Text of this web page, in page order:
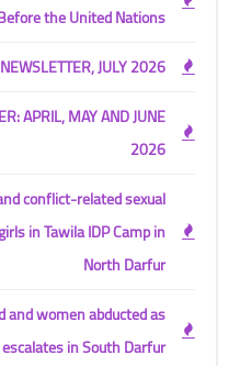
the United Nations
JULY 2026
APRIL, MAY AND JUNE
2026
conflict-related sexual
in Tawila IDP Camp in
North Darfur
women abducted as
in South Darfur